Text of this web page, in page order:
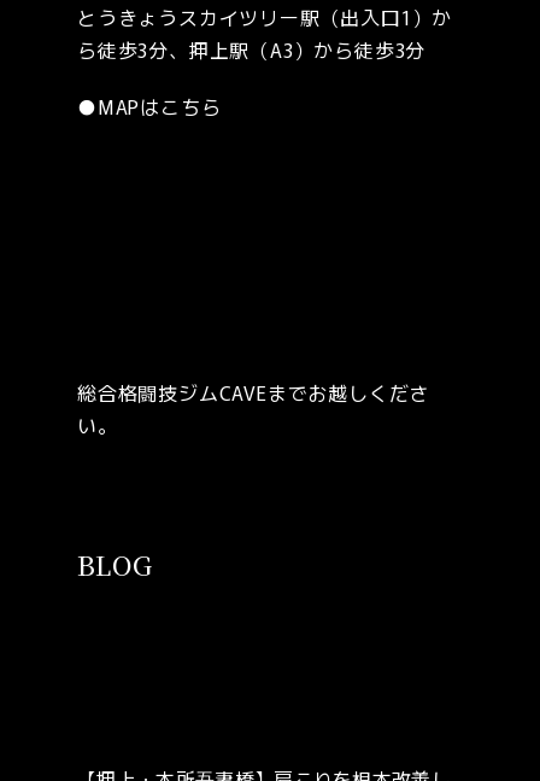
とうきょうスカイツリー駅（出入口1）か
ら徒歩3分、押上駅（A3）から徒歩3分
●MAPはこちら
総合格闘技ジムCAVEまでお越しくださ
い。
BLOG